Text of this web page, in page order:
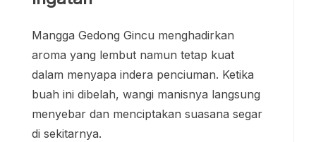
Mangga Gedong Gincu menghadirkan
aroma yang lembut namun tetap kuat
dalam menyapa indera penciuman. Ketika
buah ini dibelah, wangi manisnya langsung
menyebar dan menciptakan suasana segar
di sekitarnya.